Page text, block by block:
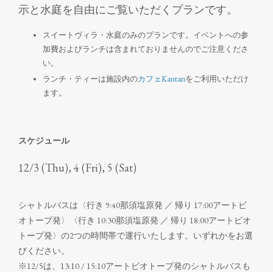
示と水庭を自由にご覧いただくプランです。
スイートヴィラ・水庭のみのプランです。イベントへの参
加費およびランチは含まれておりませんのでご注意くださ
い。
ランチ・ティーは施設内のカフェKantanをご利用いただけ
ます。
スケジュール
12/3 (Thu), 4 (Fri), 5 (Sat)
シャトルバスは〈行き 9:40那須塩原発 ／ 帰り 17:00アートビ
オトープ発〉〈行き 10:30那須塩原発 ／ 帰り 18:00アートビオ
トープ発〉の2つの時間帯で運行いたします。いずれかをお選
びください。
※12/5は、13:10 / 15:10アートビオトープ発のシャトルバスも